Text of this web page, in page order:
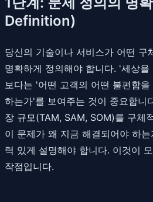
Definition)
당신의 기술이나 서비스가 어떤 구
명확하게 정의해야 합니다. '세상
보다는 '어떤 고객의 어떤 불편함
하는가'를 보여주는 것이 중요합니
장 규모(TAM, SAM, SOM)를 구체
이 문제가 왜 지금 해결되어야 하
력 있게 설명해야 합니다. 이것이
작점입니다.